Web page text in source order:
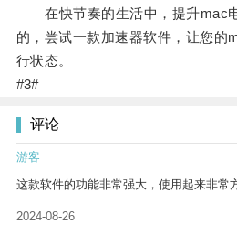
在快节奏的生活中，提升mac
的，尝试一款加速器软件，让您的
行状态。
#3#
评论
游客
这款软件的功能非常强大，使用起来非常
2024-08-26